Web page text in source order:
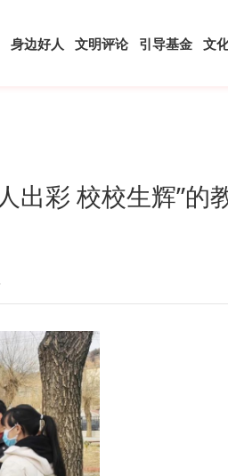
身边好人 文明评论 引导基金 文
出彩 校校生辉”的